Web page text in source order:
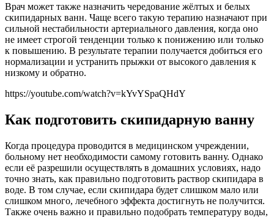
Врач может также назначить чередование жёлтых и белых
скипидарных ванн. Чаще всего такую терапию назначают при
сильной нестабильности артериального давления, когда оно
не имеет строгой тенденции только к понижению или только
к повышению. В результате терапии получается добиться его
нормализации и устранить прыжки от высокого давления к
низкому и обратно.
https://youtube.com/watch?v=kYvYSpaQHdY
Как подготовить скипидарную ванну
Когда процедура проводится в медицинском учреждении,
больному нет необходимости самому готовить ванну. Однако
если её разрешили осуществлять в домашних условиях, надо
точно знать, как правильно подготовить раствор скипидара в
воде. В том случае, если скипидара будет слишком мало или
слишком много, лечебного эффекта достигнуть не получится.
Также очень важно и правильно подобрать температуру воды,